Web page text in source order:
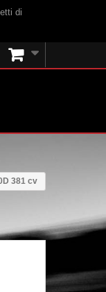
di
381 cv